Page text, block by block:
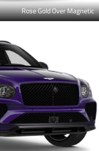
Rose Gold Over Magnetic